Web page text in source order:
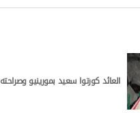
العائد كورتوا سعيد بمورينيو وصراحته!